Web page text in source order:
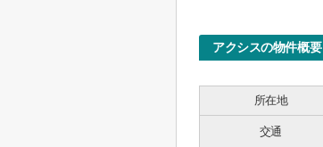
アクシスの物件概要
所在地
交通